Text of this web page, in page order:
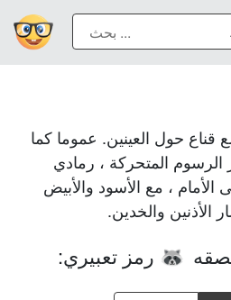
قناع حول العينين. عموما كما
المتحركة ، رمادي
الأمام ، مع الأسود والأبيض
الأذنين والخدين.
🦝 رمز تعبيري: